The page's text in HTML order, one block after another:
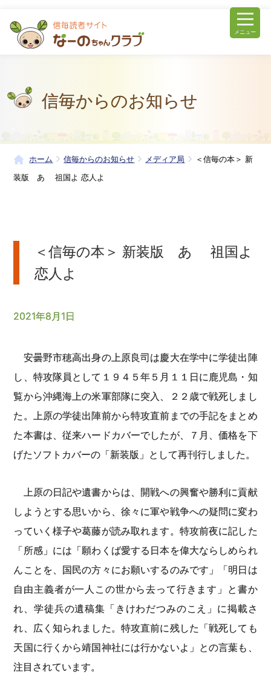
メニュー
信毎からのお知らせ
ホーム 信毎からのお知らせ メディア局
＜信毎の本＞ 新
装版 あゝ 祖国よ 恋人よ
＜信毎の本＞ 新装版 あゝ 祖国よ
恋人よ
2021年8月1日
安曇野市穂高出身の上原良司は慶大在学中に学徒出陣
し、特攻隊員として１９４５年５月１１日に鹿児島・知
覧から沖縄海上の米軍部隊に突入、２２歳で戦死しまし
た。上原の学徒出陣前から特攻直前までの手記をまとめ
た本書は、従来ハードカバーでしたが、７月、価格を下
げたソフトカバーの「新装版」として再刊行しました。
上原の日記や遺書からは、開戦への興奮や勝利に貢献
しようとする思いから、徐々に軍や戦争への疑問に変わ
っていく様子や葛藤が読み取れます。特攻前夜に記した
「所感」には「願わくば愛する日本を偉大ならしめられ
んことを、国民の方々にお願いするのみです」「明日は
自由主義者が一人この世から去って行きます」と書か
れ、学徒兵の遺稿集「きけわだつみのこえ」に掲載さ
れ、広く知られました。特攻直前に残した「戦死しても
天国に行くから靖国神社には行かないよ」との言葉も、
注目されています。